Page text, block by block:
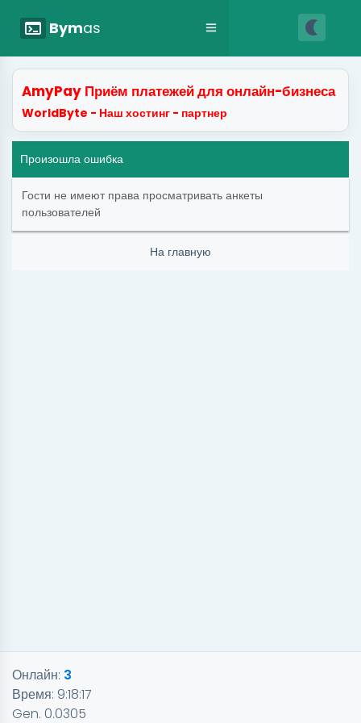
terminal Bymas nightlight
AmyPay Приём платежей для онлайн-бизнеса
WorldByte - Наш хостинг - партнер
Произошла ошибка
Гости не имеют права просматривать анкеты
пользователей
На главную
Онлайн: 3
Время: 9:18:17
Gen. 0.0305